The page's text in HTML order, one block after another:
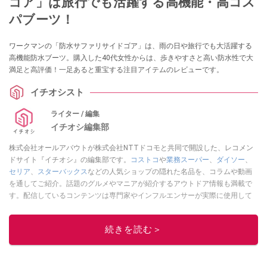
パブーツ！
ワークマンの「防水サファリサイドゴア」は、雨の日や旅行でも大活躍する
高機能防水ブーツ。購入した40代女性からは、歩きやすさと高い防水性で大
満足と高評価！一足あると重宝する注目アイテムのレビューです。
イチオシスト
ライター / 編集
イチオシ編集部
株式会社オールアバウトが株式会社NTTドコモと共同で開設した、レコメン
ドサイト『イチオシ』の編集部です。
コストコや業務スーパー、 ダイソー、
セリア、 スターバックスなどの人気ショップの隠れた名品を、コラムや動画
を通してご紹介。話題のグルメやマニアが紹介するアウトドア情報も満載で
す。配信しているコンテンツは専門家やインフルエンサーが実際に使用して
ニュースでフォロー
続きを読む＞